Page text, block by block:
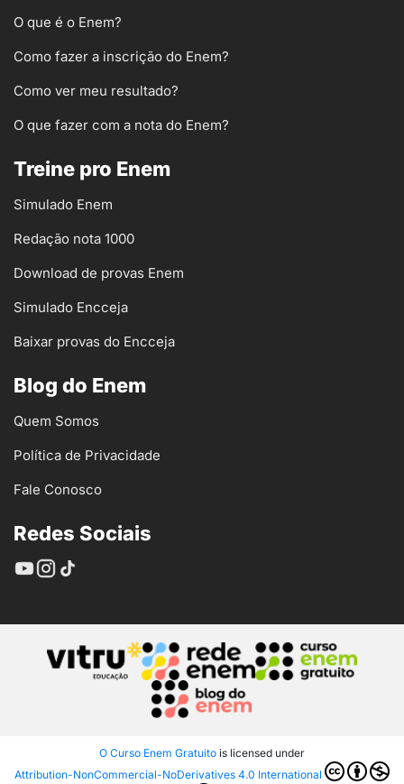
O que é o Enem?
Como fazer a inscrição do Enem?
Como ver meu resultado?
O que fazer com a nota do Enem?
Treine pro Enem
Simulado Enem
Redação nota 1000
Download de provas Enem
Simulado Encceja
Baixar provas do Encceja
Blog do Enem
Quem Somos
Política de Privacidade
Fale Conosco
Redes Sociais
O Curso Enem Gratuito is licensed under
Attribution-NonCommercial-NoDerivatives 4.0 International